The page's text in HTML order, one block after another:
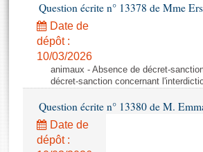
Projets de loi
Propositions de loi
Amendements
Textes adoptés
Rapports législatifs
Histoire
Juniors
Anciennes législatures
Contacts et plan d'accès
Photos libres de droit
Question écrite n° 13378 de Mme
Date de
dépôt :
10/03/2026
animaux - Absence de décret-
décret-sanction concernant
Question écrite n° 13380 de M.
Date de
dépôt :